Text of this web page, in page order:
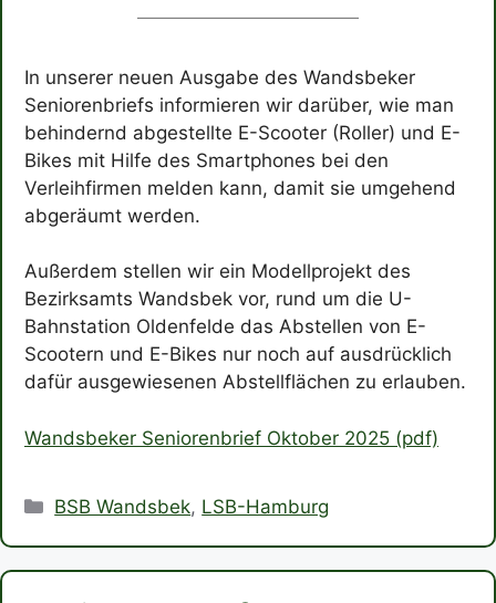
In unserer neuen Ausgabe des Wandsbeker
Seniorenbriefs informieren wir darüber, wie man
behindernd abgestellte E-Scooter (Roller) und E-
Bikes mit Hilfe des Smartphones bei den
Verleihfirmen melden kann, damit sie umgehend
abgeräumt werden.
Außerdem stellen wir ein Modellprojekt des
Bezirksamts Wandsbek vor, rund um die U-
Bahnstation Oldenfelde das Abstellen von E-
Scootern und E-Bikes nur noch auf ausdrücklich
dafür ausgewiesenen Abstellflächen zu erlauben.
Wandsbeker Seniorenbrief Oktober 2025 (pdf)
Kategorien
BSB Wandsbek, LSB-Hamburg